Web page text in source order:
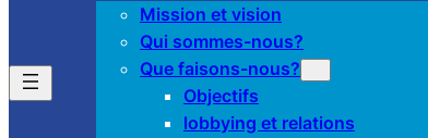
Mission et vision
Qui sommes-nous?
Que faisons-nous?
Objectifs
lobbying et relations